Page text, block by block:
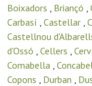
Boixadors , Briançó ,
Carbasí , Castellar ,
Castellnou
d'Ossó , Cellers ,
Comabella ,
Copons , Durban ,